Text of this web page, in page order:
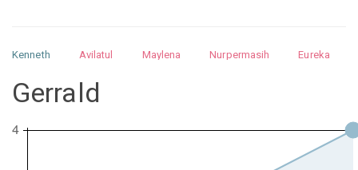
Kenneth Avilatul Maylena Nurpermasih
Eureka
Nurhilman
Pathin
Gerrald